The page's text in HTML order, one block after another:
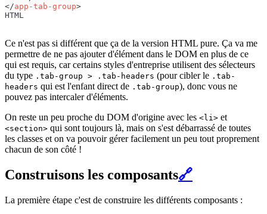
</app-tab-group>
HTML
Ce n'est pas si différent que ça de la version HTML pure. Ça va me
permettre de ne pas ajouter d'élément dans le DOM en plus de ce
qui est requis, car certains styles d'entreprise utilisent des sélecteurs
du type .tab-group > .tab-headers (pour cibler le .tab-
headers qui est l'enfant direct de .tab-group), donc vous ne
pouvez pas intercaler d'éléments.
On reste un peu proche du DOM d'origine avec les <li> et
<section> qui sont toujours là, mais on s'est débarrassé de toutes
les classes et on va pouvoir gérer facilement un peu tout proprement
chacun de son côté !
Construisons les composants🔗
La première étape c'est de construire les différents composants :